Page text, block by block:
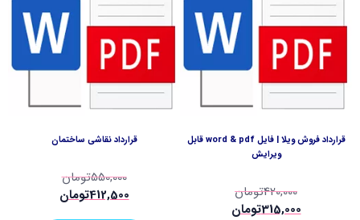
قرارداد فروش ویلا | فایل word & pdf قابل
ویرایش
420,000تومان
315,000تومان
قرارداد نقاشی ساختمان
550,000تومان
412,500تومان